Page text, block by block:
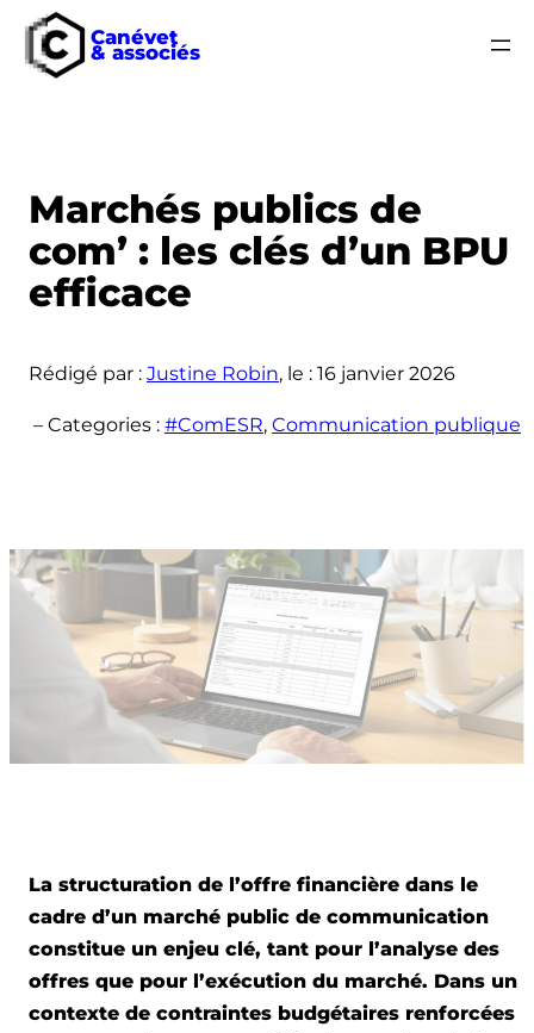
Canévet
& associés
Marchés publics de
com’ : les clés d’un BPU
efficace
Rédigé par : Justine Robin, le : 16 janvier 2026
– Categories : #ComESR, Communication publique
La structuration de l’offre financière dans le
cadre d’un marché public de communication
constitue un enjeu clé, tant pour l’analyse des
offres que pour l’exécution du marché. Dans un
contexte de contraintes budgétaires renforcées